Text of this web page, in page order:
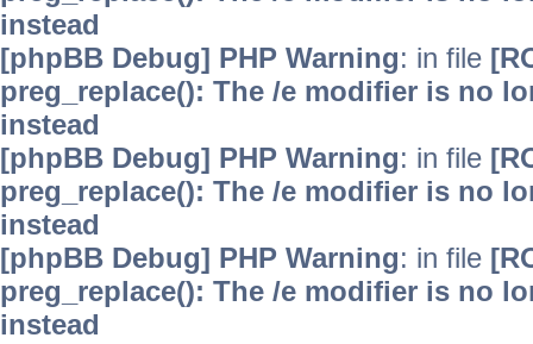
instead
[phpBB Debug] PHP Warning: in file
preg_replace(): The /e modifier is no
instead
[phpBB Debug] PHP Warning: in file
preg_replace(): The /e modifier is no
instead
[phpBB Debug] PHP Warning: in file
preg_replace(): The /e modifier is no
instead